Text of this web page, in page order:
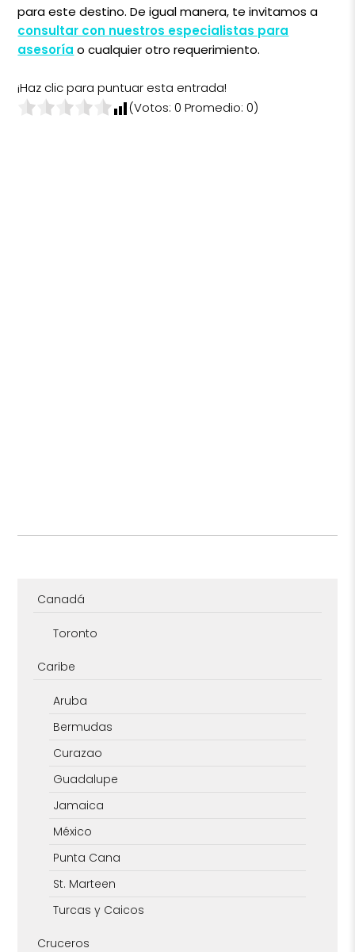
para este destino. De igual manera, te invitamos a
consultar con nuestros especialistas para
asesoría o cualquier otro requerimiento.
¡Haz clic para puntuar esta entrada!
(Votos:0 Promedio:0)
Canadá
Toronto
Caribe
Aruba
Bermudas
Curazao
Guadalupe
Jamaica
México
Punta Cana
St. Marteen
Turcas y Caicos
Cruceros